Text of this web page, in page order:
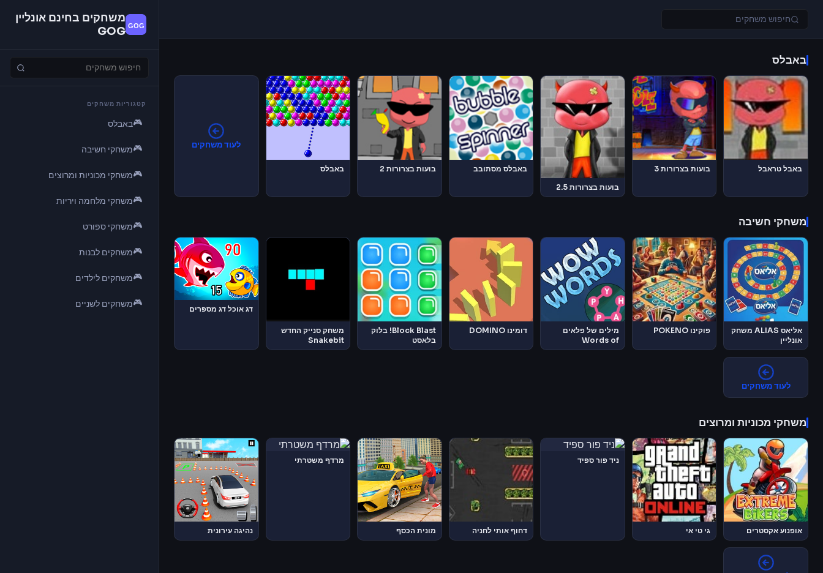
משחקים בחינם אונליין
GOG
קטגוריות משחקים
🎮באבלס
🎮משחקי חשיבה
🎮משחקי מכוניות ומרוצים
🎮משחקי מלחמה ויריות
🎮משחקי ספורט
🎮משחקים לבנות
🎮משחקים לילדים
🎮משחקים לשניים
באבלס
באבל טראבל
בועות בצרורות 3
בועות בצרורות 2.5
באבלס מסתובב בועות בצרורות 2 באבלס
לעוד משחקים
משחקי חשיבה
אליאס ALIAS משחק
אונליין
פוקינו POKENO
מילים של פלאים
Words of
Wonders
דומינו DOMINO
Block Blast! בלוק
בלאסט
משחק סנייק החדש
Snakebit
דג אוכל דג מספרים
לעוד משחקים
משחקי מכוניות ומרוצים
אופנוע אקסטרים גי טי אי
ניד פור ספיד
דחוף אותי לחניה מונית הכסף
מרדף משטרתי
נהיגה עירונית